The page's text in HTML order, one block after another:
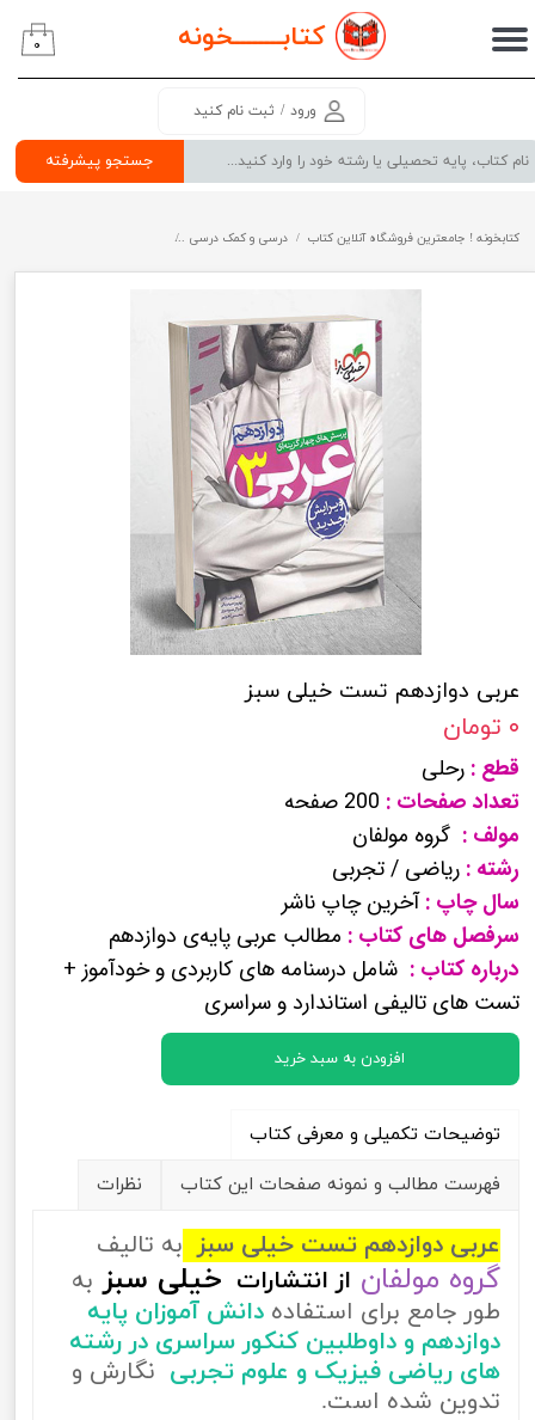
کتابــــــــخونه
جستجو پیشرفته
ورود / ثبت نام کنید
حساب کاربری من
سفارشات
۰
کتابخونه ! جامعترین فروشگاه آنلاین کتاب درسی و کمک درسی
عربی دوازدهم تست خیلی سبز
۰ تومان
قطع : رحلی
تعداد صفحات : 200 صفحه
مولف : گروه مولفان
رشته : ریاضی / تجربی
سال چاپ :آخرین چاپ ناشر
سرفصل های کتاب : مطالب عربی پایه‌ی دوازدهم
درباره کتاب : شامل درسنامه های کاربردی و خودآموز +
تست های تالیفی استاندارد و سراسری
افزودن به سبد خرید
توضیحات تکمیلی و معرفی کتاب
فهرست مطالب و نمونه صفحات این کتاب
نظرات
عربی دوازدهم تست خیلی سبز به تالیف
گروه مولفان از انتشارات خیلی سبز به
طور جامع برای استفاده دانش آموزان پایه
دوازدهم و داوطلبین کنکور سراسری در رشته
های ریاضی فیزیک و علوم تجربی نگارش و
تدوین شده است.